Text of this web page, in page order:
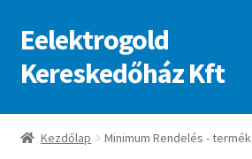
Ugrás
a
navigációhoz
Kilépés
a
tartalomba
Eelektrogold
Kereskedőház Kft
Kezdőlap
Kezdőlap Minimum Rendelés - termék